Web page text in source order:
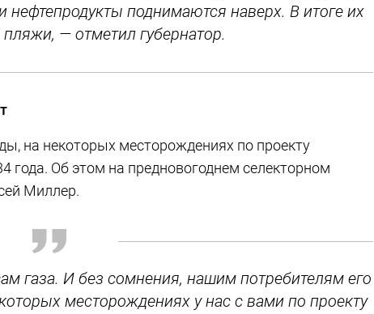
нефтепродукты поднимаются наверх. В итоге их
— отметил губернатор.
на некоторых месторождениях по проекту
года. Об этом на предновогоднем селекторном
Миллер.
газа. И без сомнения, нашим потребителям его
месторождениях у нас с вами по проекту